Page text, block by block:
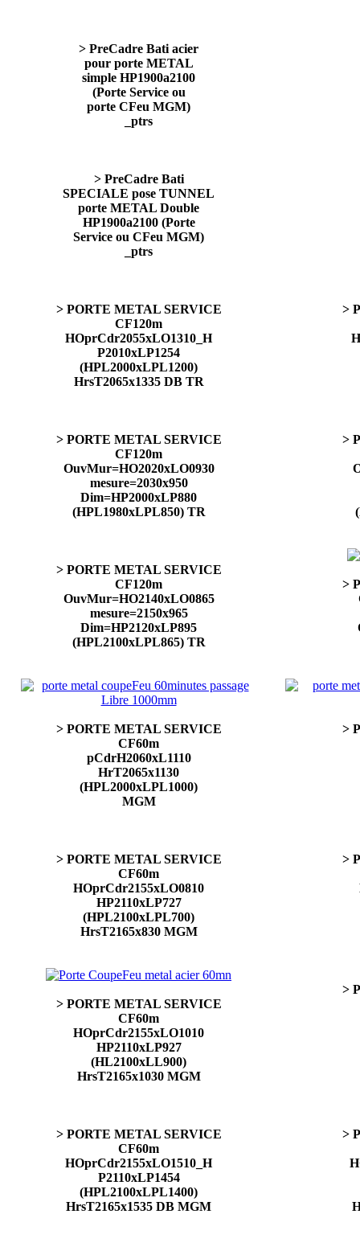
> PreCadre Bati acier
pour porte METAL
simple HP1900a2100
(Porte Service ou
porte CFeu MGM)
_ptrs
> PreCadre Bati
SPECIALE pose TUNNEL
porte METAL Double
HP1900a2100 (Porte
Service ou CFeu MGM)
_ptrs
> PORTE METAL SERVICE
CF120m
HOprCdr2055xLO1310_H
P2010xLP1254
(HPL2000xLPL1200)
HrsT2065x1335 DB TR
>
> PORTE METAL SERVICE
CF120m
OuvMur=HO2020xLO0930
mesure=2030x950
Dim=HP2000xLP880
(HPL1980xLPL850) TR
>
> PORTE METAL SERVICE
CF120m
OuvMur=HO2140xLO0865
mesure=2150x965
Dim=HP2120xLP895
(HPL2100xLPL865) TR
>
> PORTE METAL SERVICE
CF60m
pCdrH2060xL1110
HrT2065x1130
(HPL2000xLPL1000)
MGM
>
> PORTE METAL SERVICE
CF60m
HOprCdr2155xLO0810
HP2110xLP727
(HPL2100xLPL700)
HrsT2165x830 MGM
>
> PORTE METAL SERVICE
CF60m
HOprCdr2155xLO1010
HP2110xLP927
(HL2100xLL900)
HrsT2165x1030 MGM
>
> PORTE METAL SERVICE
CF60m
HOprCdr2155xLO1510_H
P2110xLP1454
(HPL2100xLPL1400)
HrsT2165x1535 DB MGM
>